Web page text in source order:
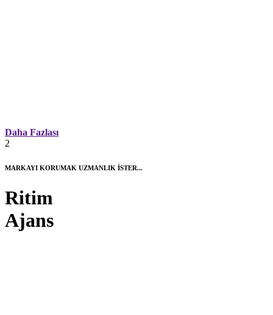
Daha Fazlası
2
MARKAYI KORUMAK UZMANLIK İSTER...
Ritim
Ajans